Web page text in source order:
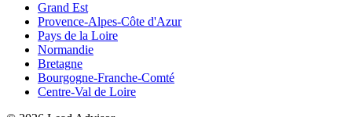
Grand Est
Provence-Alpes-Côte d'Azur
Pays de la Loire
Normandie
Bretagne
Bourgogne-Franche-Comté
Centre-Val de Loire